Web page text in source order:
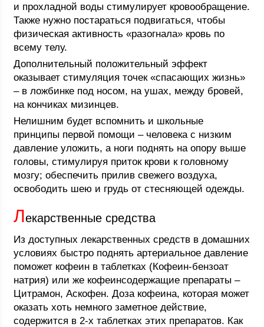
и прохладной воды стимулирует кровообращение.
Также нужно постараться подвигаться, чтобы
физическая активность «разогнала» кровь по
всему телу.
Дополнительный положительный эффект
оказывает стимуляция точек «спасающих жизнь»
– в ложбинке под носом, на ушах, между бровей,
на кончиках мизинцев.
Нелишним будет вспомнить и школьные
принципы первой помощи – человека с низким
давление уложить, а ноги поднять на опору выше
головы, стимулируя приток крови к головному
мозгу; обеспечить прилив свежего воздуха,
освободить шею и грудь от стесняющей одежды.
Лекарственные средства
Из доступных лекарственных средств в домашних
условиях быстро поднять артериальное давление
поможет кофеин в таблетках (Кофеин-бензоат
натрия) или же кофеинсодержащие препараты –
Цитрамон, Аскофен. Доза кофеина, которая может
оказать хоть немного заметное действие,
содержится в 2-х таблетках этих препаратов. Как